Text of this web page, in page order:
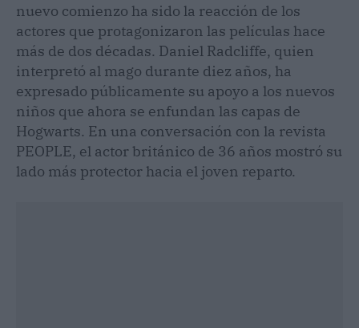
nuevo comienzo ha sido la reacción de los
actores que protagonizaron las películas hace
más de dos décadas. Daniel Radcliffe, quien
interpretó al mago durante diez años, ha
expresado públicamente su apoyo a los nuevos
niños que ahora se enfundan las capas de
Hogwarts. En una conversación con la revista
PEOPLE, el actor británico de 36 años mostró su
lado más protector hacia el joven reparto.